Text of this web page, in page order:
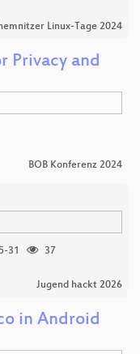
Linux-Tage 2024
Privacy and
BOB Konferenz 2024
31
37
Jugend hackt 2026
in Android